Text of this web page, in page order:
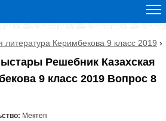
литература Керимбекова 9 класс 2019 ›
Решебник Казахская
9 класс 2019 Вопрос 8
Мектеп